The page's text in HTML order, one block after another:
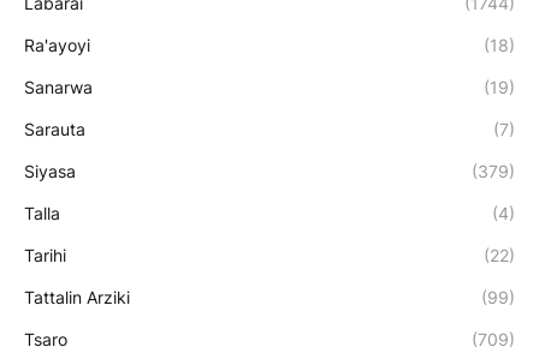
Ra'ayoyi (18)
Sanarwa (19)
Sarauta (7)
Siyasa (379)
Talla (4)
Tarihi (22)
Tattalin Arziki (99)
Tsaro (709)